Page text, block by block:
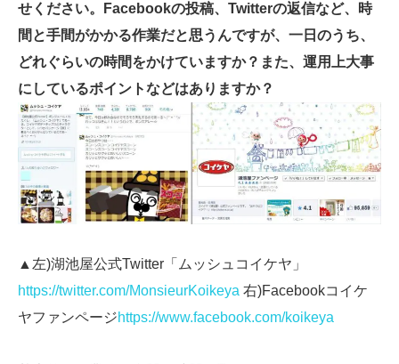
せください。Facebookの投稿、Twitterの返信など、時
間と手間がかかる作業だと思うんですが、一日のうち、
どれぐらいの時間をかけていますか？また、運用上大事
にしているポイントなどはありますか？
▲左)湖池屋公式Twitter「ムッシュコイケヤ」
https://twitter.com/MonsieurKoikeya 右)Facebookコイケ
ヤファンページhttps://www.facebook.com/koikeya